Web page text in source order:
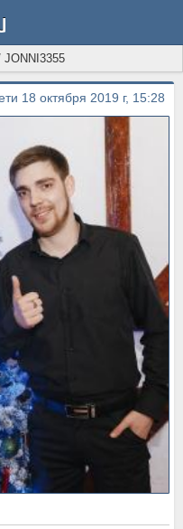
JONNI3355
18 октября 2019 г, 15:28